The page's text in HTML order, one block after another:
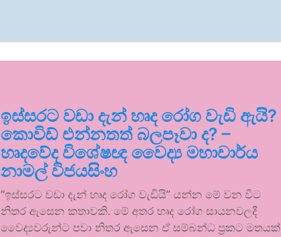
ඉස්සරට වඩා දැන් හෘද රෝග වැඩි ඇයි?
කොවිඩ් එන්නතත් බලපෑවා ද? –
හෘදවේද විශේෂඥ වෛද්‍ය මහාචාර්ය
නාමල් විජයසිංහ
“ඉස්සරට වඩා දැන් හෘද රෝග වැඩියි” යන්න මේ වන විට
නිතර ඇසෙන කතාවකි. මේ අතර හෘද රෝග සායනවලදී
වෛද්‍යවරුන්ට පවා නිතර ඇසෙන ඒ සම්බන්ධ ප්‍රකට මතයක්